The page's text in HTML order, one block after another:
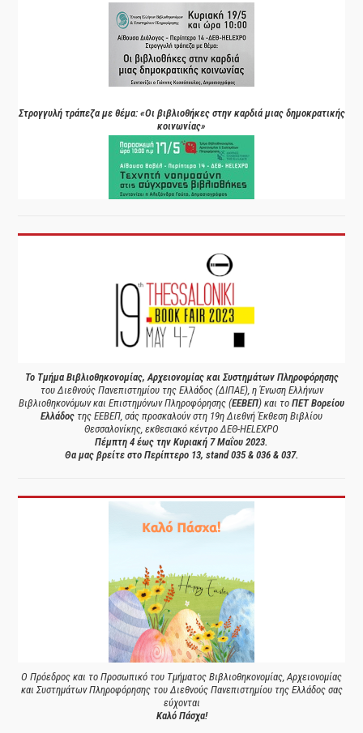
Στρογγυλή τράπεζα με θέμα: «Οι βιβλιοθήκες στην καρδιά μιας δημοκρατικής
κοινωνίας»
Το Τμήμα Βιβλιοθηκονομίας, Αρχειονομίας και Συστημάτων Πληροφόρησης
του Διεθνούς Πανεπιστημίου της Ελλάδος (ΔΙΠΑΕ), η Ένωση Ελλήνων
Βιβλιοθηκονόμων και Επιστημόνων Πληροφόρησης (ΕΕΒΕΠ) και το ΠΕΤ Βορείου
Ελλάδος της ΕΕΒΕΠ, σάς προσκαλούν στη 19η Διεθνή Έκθεση Βιβλίου
Θεσσαλονίκης, εκθεσιακό κέντρο ΔΕΘ-HELEXPO
Πέμπτη 4 έως την Κυριακή 7 Μαΐου 2023.
Θα μας βρείτε στο Περίπτερο 13, stand 035 & 036 & 037.
Ο Πρόεδρος και το Προσωπικό του Τμήματος Βιβλιοθηκονομίας, Αρχειονομίας
και Συστημάτων Πληροφόρησης του Διεθνούς Πανεπιστημίου της Ελλάδος σας
εύχονται
Καλό Πάσχα!